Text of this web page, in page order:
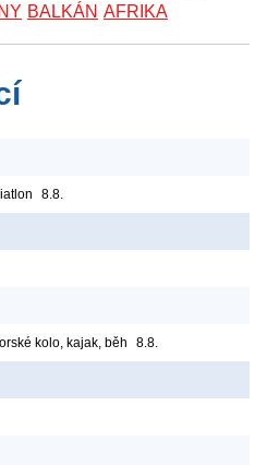
BALKÁN AFRIKA
8.8.
kolo, kajak, běh 8.8.